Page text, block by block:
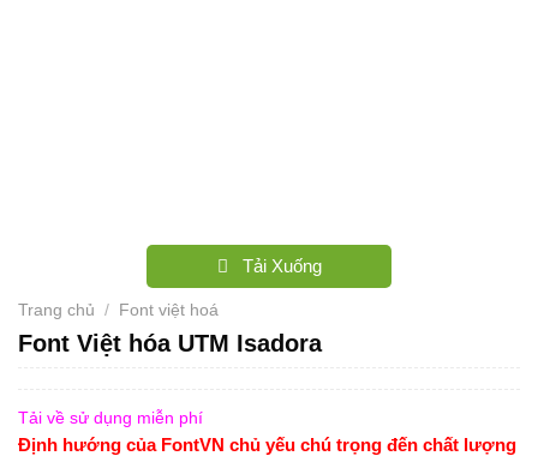
Tải Xuống
Trang chủ / Font việt hoá
Font Việt hóa UTM Isadora
Tải về sử dụng miễn phí
Định hướng của FontVN chủ yếu chú trọng đến chất lượng